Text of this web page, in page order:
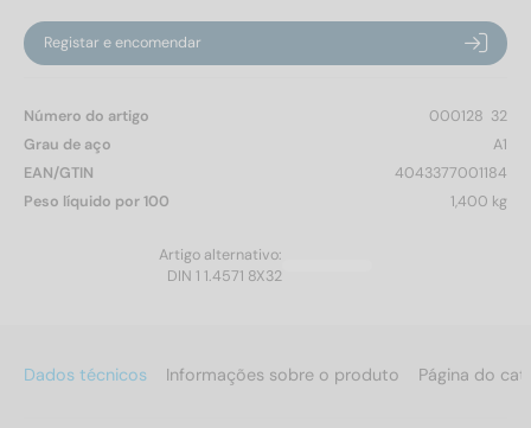
Registar e encomendar
Número do artigo
000128  32
Grau de aço
A1
EAN/GTIN
4043377001184
Peso líquido por 100
1,400 kg
Artigo alternativo:
DIN 1 1.4571 8X32
Dados técnicos Informações sobre o produto Página do